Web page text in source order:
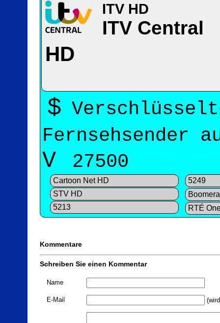
ITV HD
ITV Central
HD
$
Fernsehsender
V 27500
Cartoon Net HD
STV HD
5213
5249
RTÉ
Kommentare
Schreiben Sie einen Kommentar
Name
E-Mail